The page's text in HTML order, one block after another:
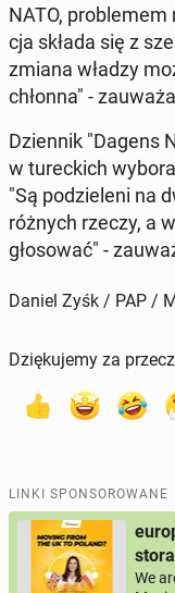
NATO,
cja składa się z
zmiana władzy
chłon­na" -
Dzien­nik "Dagens
w tu­rec­kich
"Są po­dzie­le­ni na
różnych rzeczy, a
gło­so­wać" -
Daniel Zyśk / PAP /
Dziękujemy za
LINKI SPONSOROWANE
We